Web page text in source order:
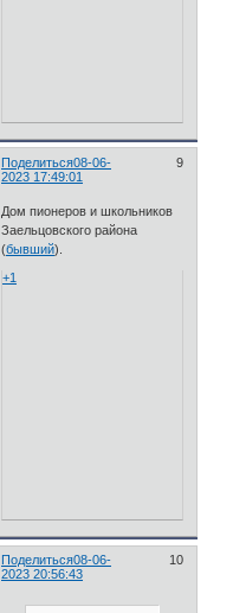
Поделиться 9
08-06-
2023 17:49:01
Дом пионеров и школьников
Заельцовского района
(бывший).
+1
Поделиться 10
08-06-
2023 20:56:43